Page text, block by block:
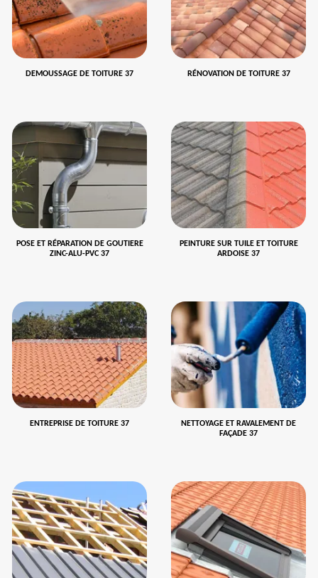
DEMOUSSAGE DE TOITURE 37 RÉNOVATION DE TOITURE 37
POSE ET RÉPARATION DE GOUTIERE
ZINC-ALU-PVC 37
PEINTURE SUR TUILE ET TOITURE
ARDOISE 37
ENTREPRISE DE TOITURE 37
NETTOYAGE ET RAVALEMENT DE
FAÇADE 37